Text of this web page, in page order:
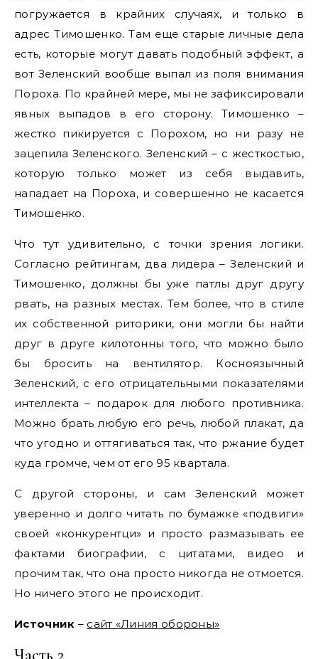
погружается в крайних случаях, и только в
адрес Тимошенко. Там еще старые личные дела
есть, которые могут давать подобный эффект, а
вот Зеленский вообще выпал из поля внимания
Пороха. По крайней мере, мы не зафиксировали
явных выпадов в его сторону. Тимошенко –
жестко пикируется с Порохом, но ни разу не
зацепила Зеленского. Зеленский – с жесткостью,
которую только может из себя выдавить,
нападает на Пороха, и совершенно не касается
Тимошенко.
Что тут удивительно, с точки зрения логики.
Согласно рейтингам, два лидера – Зеленский и
Тимошенко, должны бы уже патлы друг другу
рвать, на разных местах. Тем более, что в стиле
их собственной риторики, они могли бы найти
друг в друге килотонны того, что можно было
бы бросить на вентилятор. Косноязычный
Зеленский, с его отрицательными показателями
интеллекта – подарок для любого противника.
Можно брать любую его речь, любой плакат, да
что угодно и оттягиваться так, что ржание будет
куда громче, чем от его 95 квартала.
С другой стороны, и сам Зеленский может
уверенно и долго читать по бумажке «подвиги»
своей «конкурентци» и просто размазывать ее
фактами биографии, с цитатами, видео и
прочим так, что она просто никогда не отмоется.
Но ничего этого не происходит.
Источник – сайт «Линия обороны»